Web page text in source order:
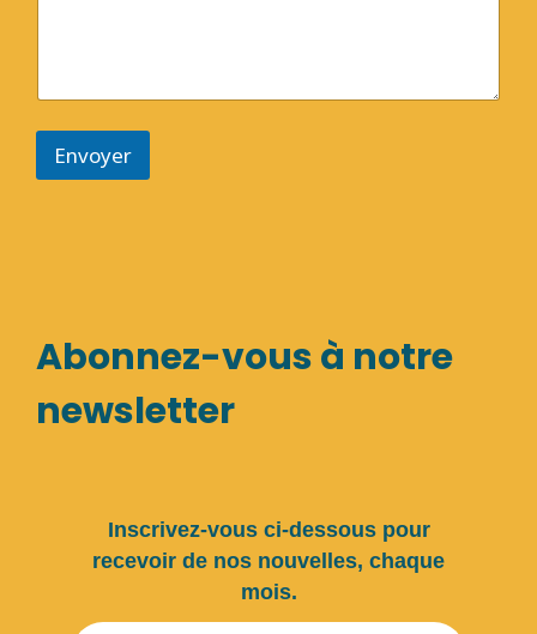
Envoyer
Abonnez-vous à notre
newsletter
Inscrivez-vous ci-dessous pour
recevoir de nos nouvelles, chaque
mois.